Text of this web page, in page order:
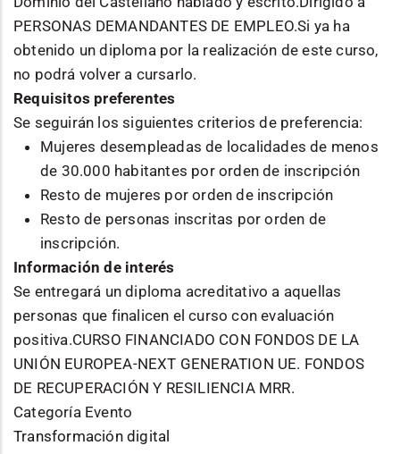
PERSONAS DEMANDANTES DE EMPLEO.Si ya ha
obtenido un diploma por la realización de este curso,
no podrá volver a cursarlo.
Requisitos preferentes
Se seguirán los siguientes criterios de preferencia:
Mujeres desempleadas de localidades de menos
de 30.000 habitantes por orden de inscripción
Resto de mujeres por orden de inscripción
Resto de personas inscritas por orden de
inscripción.
Información de interés
Se entregará un diploma acreditativo a aquellas
personas que finalicen el curso con evaluación
positiva.CURSO FINANCIADO CON FONDOS DE LA
UNIÓN EUROPEA-NEXT GENERATION UE. FONDOS
DE RECUPERACIÓN Y RESILIENCIA MRR.
Categoría Evento
Transformación digital